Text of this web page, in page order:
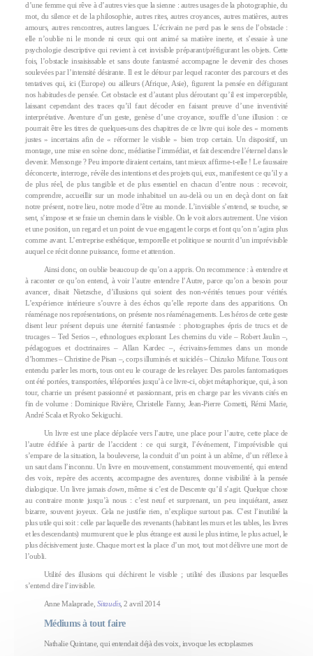
d’une femme qui rêve à d’autres vies que la sienne : autres usages de la photographie, du
mot, du silence et de la philosophie, autres rites, autres croyances, autres matières, autres
amours, autres rencontres, autres langues. L’écrivain ne perd pas le sens de l’obstacle :
elle n’oublie ni le monde ni ceux qui ont animé sa matière inerte, et s’essaie à une
psychologie descriptive qui revient à cet invisible préparant/préfigurant les objets. Cette
fois, l’obstacle insaisissable et sans doute fantasmé accompagne le devenir des choses
soulevées par l’intensité désirante. Il est le détour par lequel raconter des parcours et des
tentatives qui, ici (Europe) ou ailleurs (Afrique, Asie), figurent la pensée en défigurant
nos habitudes de pensée. Cet obstacle est d’autant plus déroutant qu’il est imperceptible,
laissant cependant des traces qu’il faut décoder en faisant preuve d’une inventivité
interprétative. Aventure d’un geste, genèse d’une croyance, souffle d’une illusion : ce
pourrait être les titres de quelques-uns des chapitres de ce livre qui isole des « moments
justes » incertains afin de « réformer le visible » bien trop certain. Un dispositif, un
montage, une mise en scène donc, médiatise l’immédiat, et fait descendre l’éternel dans le
devenir. Mensonge ? Peu importe diraient certains, tant mieux affirme-t-elle ! Le faussaire
déconcerte, interroge, révèle des intentions et des projets qui, eux, manifestent ce qu’il y a
de plus réel, de plus tangible et de plus essentiel en chacun d’entre nous : recevoir,
comprendre, accueillir sur un mode inhabituel un au-delà ou un en deçà dont on fait
notre présent, notre lieu, notre mode d’être au monde. L’invisible s’entend, se touche, se
sent, s’impose et se fraie un chemin dans le visible. On le voit alors autrement. Une vision
et une position, un regard et un point de vue engagent le corps et font qu’on n’agira plus
comme avant. L’entreprise esthétique, temporelle et politique se nourrit d’un imprévisible
auquel ce récit donne puissance, forme et attention.
Ainsi donc, on oublie beaucoup de qu’on a appris. On recommence : à entendre et
à raconter ce qu’on entend, à voir l’autre entendre l’Autre, parce qu’on a besoin pour
avancer, disait Nietzsche, d’illusions qui soient des non-vérités tenues pour vérités.
L’expérience intérieure s’ouvre à des échos qu’elle reporte dans des apparitions. On
réaménage nos représentations, on présente nos réaménagements. Les héros de cette geste
disent leur présent depuis une éternité fantasmée : photographes épris de trucs et de
trucages – Ted Serios –, ethnologues explorant Les chemins du vide – Robert Jaulin –,
pédagogues et doctrinaires – Allan Kardec –, écrivains-femmes dans un monde
d’hommes – Christine de Pisan –, corps illuminés et suicidés – Chizuko Mifune. Tous ont
entendu parler les morts, tous ont eu le courage de les relayer. Des paroles fantomatiques
ont été portées, transportées, téléportées jusqu’à ce livre-ci, objet métaphorique, qui, à son
tour, charrie un présent passionné et passionnant, pris en charge par les vivants cités en
fin de volume : Dominique Rivière, Christelle Fanny, Jean-Pierre Cometti, Rémi Marie,
André Scala et Ryoko Sekiguchi.
Un livre est une place déplacée vers l’autre, une place pour l’autre, cette place de
l’autre édifiée à partir de l’accident : ce qui surgit, l’événement, l’imprévisible qui
s’empare de la situation, la bouleverse, la conduit d’un point à un abîme, d’un réflexe à
un saut dans l’inconnu. Un livre en mouvement, constamment mouvementé, qui entend
des voix, repère des accents, accompagne des aventures, donne visibilité à la pensée
dialogique. Un livre jamaisdown , même si c’est de Descente qu’il s’agit. Quelque chose
au contraire monte jusqu’à nous : c’est neuf et surprenant, un peu inquiétant, assez
bizarre, souvent joyeux. Cela ne justifie rien, n’explique surtout pas. C’est l’inutilité la
plus utile qui soit : celle par laquelle des revenants (habitant les murs et les tables, les livres
et les descendants) murmurent que le plus étrange est aussi le plus intime, le plus actuel, le
plus décisivement juste. Chaque mort est la place d’un mot, tout mot délivre une mort de
l’oubli.
Utilité des illusions qui déchirent le visible ; utilité des illusions par lesquelles
s’entend dire l’invisible.
Anne Malaprade, Sitaudis, 2 avril 2014
Médiums à tout faire
Nathalie Quintane, qui entendait déjà des voix, invoque les ectoplasmes